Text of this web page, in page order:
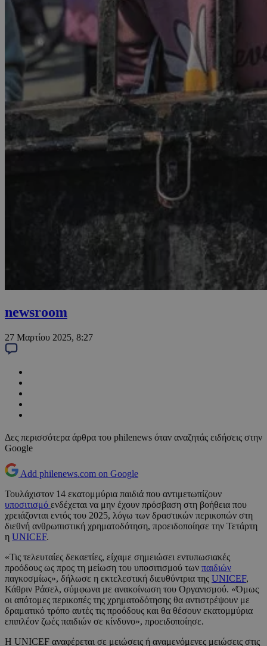
newsroom
27 Μαρτίου 2025, 8:27
Δες περισσότερα άρθρα του philenews όταν αναζητάς ειδήσεις στην
Google
Add philenews.com on Google
Τουλάχιστον 14 εκατομμύρια παιδιά που αντιμετωπίζουν
υποσιτισμό ενδέχεται να μην έχουν πρόσβαση στη βοήθεια που
χρειάζονται εντός του 2025, λόγω των δραστικών περικοπών στη
διεθνή ανθρωπιστική χρηματοδότηση, προειδοποίησε την Τετάρτη
η UNICEF.
«Τις τελευταίες δεκαετίες, είχαμε σημειώσει εντυπωσιακές
προόδους ως προς τη μείωση του υποσιτισμού των παιδιών
παγκοσμίως», δήλωσε η εκτελεστική διευθύντρια της UNICEF,
Κάθριν Ράσελ, σύμφωνα με ανακοίνωση του Οργανισμού. «Όμως
οι απότομες περικοπές της χρηματοδότησης θα αντιστρέψουν με
δραματικό τρόπο αυτές τις προόδους και θα θέσουν εκατομμύρια
επιπλέον ζωές παιδιών σε κίνδυνο», προειδοποίησε.
Η UNICEF αναφέρεται σε μειώσεις ή αναμενόμενες μειώσεις στις